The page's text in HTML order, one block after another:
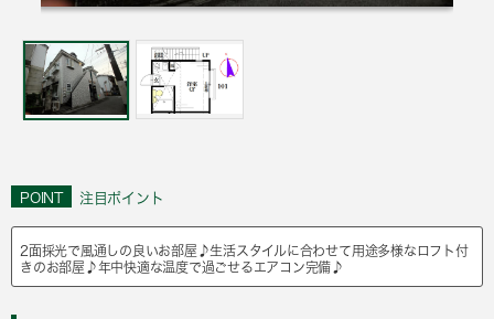
POINT 注目ポイント
2面採光で風通しの良いお部屋♪生活スタイルに合わせて用途多様なロフト付
きのお部屋♪年中快適な温度で過ごせるエアコン完備♪